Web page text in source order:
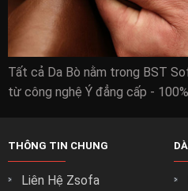
Tất cả Da Bò nằm trong BST
từ công nghệ Ý đẳng cấp -
THÔNG TIN CHUNG
Liên Hệ Zsofa